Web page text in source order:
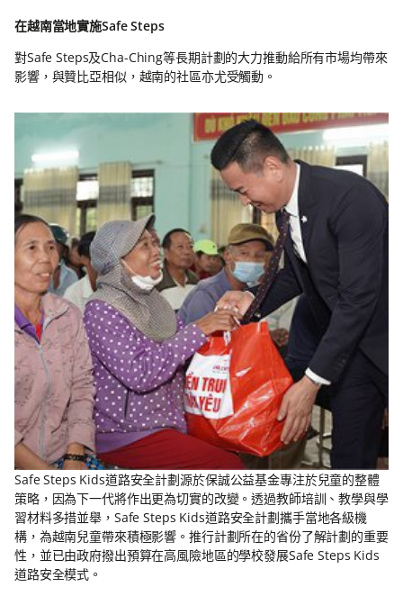
在越南當地實施Safe Steps
對Safe Steps及Cha-Ching等長期計劃的大力推動給所有市場均帶來
影響，與贊比亞相似，越南的社區亦尤受觸動。
Safe Steps Kids道路安全計劃源於保誠公益基金專注於兒童的整體
策略，因為下一代將作出更為切實的改變。透過教師培訓、教學與學
習材料多措並舉，Safe Steps Kids道路安全計劃攜手當地各級機
構，為越南兒童帶來積極影響。推行計劃所在的省份了解計劃的重要
性，並已由政府撥出預算在高風險地區的學校發展Safe Steps Kids
道路安全模式。